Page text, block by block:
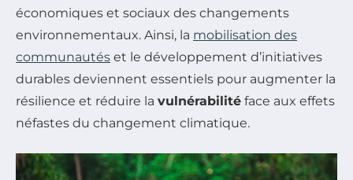
économiques et sociaux des changements
environnementaux. Ainsi, la mobilisation des
communautés et le développement d’initiatives
durables deviennent essentiels pour augmenter la
résilience et réduire la vulnérabilité face aux effets
néfastes du changement climatique.